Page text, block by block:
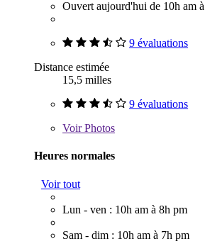
Ouvert aujourd'hui de 10h am
9 évaluations
Distance estimée
15,5 milles
9 évaluations
VoirPhotos
Heures normales
Voir tout
Lun - ven : 10h am à 8h pm
Sam - dim : 10h am à 7h pm